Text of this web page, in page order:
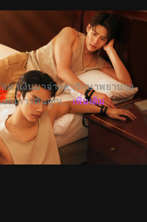
อหาเงินมาจ่ายค่ารักษาพยาบาล
นการดันถูกเ... เพิ่มเติม